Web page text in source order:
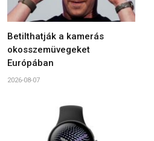
Betilthatják a kamerás
okosszemüvegeket
Európában
2026-08-07